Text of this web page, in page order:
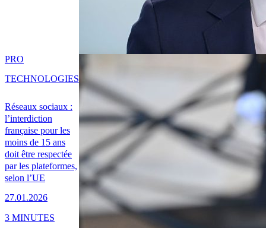
Réseaux sociaux :
l’interdiction
française pour les
moins de 15 ans
doit être respectée
par les plateformes,
selon l’UE
27.01.2026
PRO
TECHNOLOGIES
3 MINUTES